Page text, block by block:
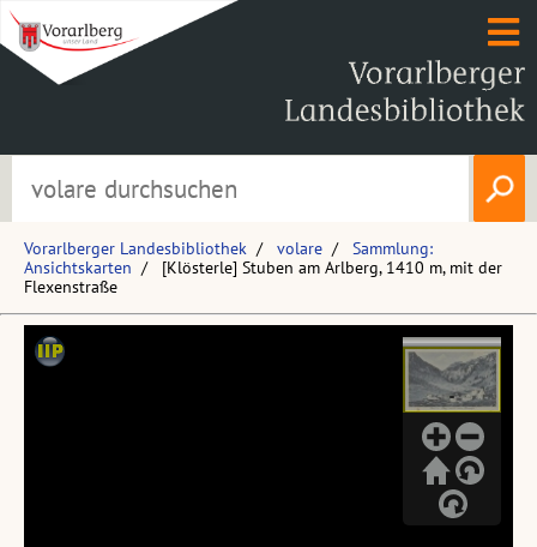
Vorarlberger Landesbibliothek volare
Sammlung:
Ansichtskarten
[Klösterle] Stuben am Arlberg, 1410 m, mit der
Flexenstraße